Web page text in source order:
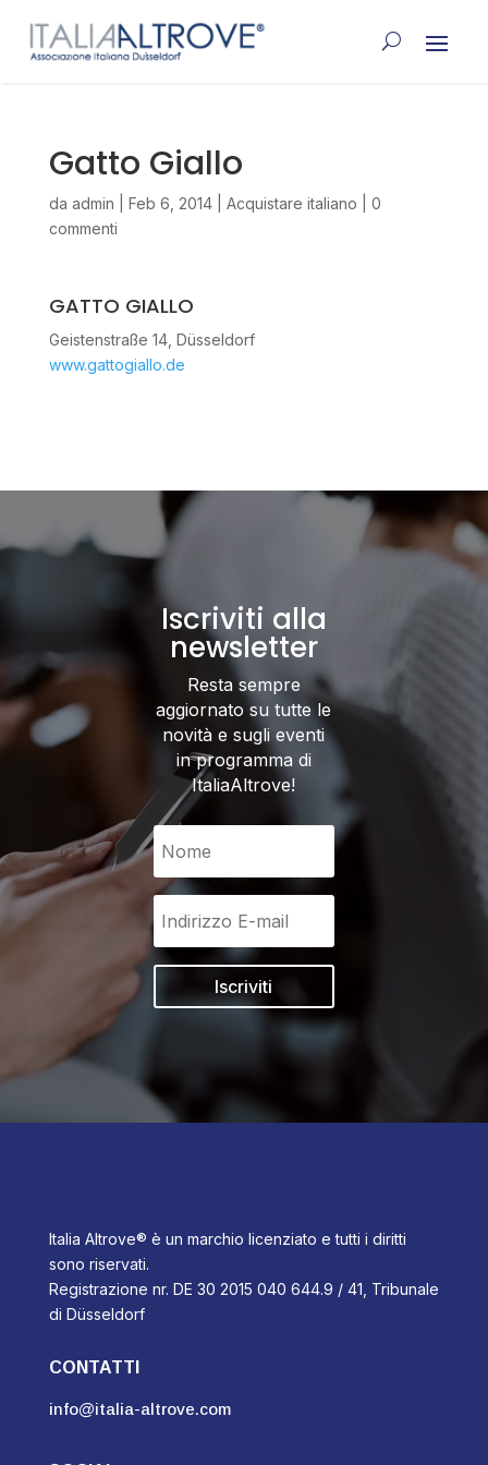
Gatto Giallo
da admin Feb 6, 2014| Acquistare italiano
0
commenti
GATTO GIALLO
Geistenstraße 14, Düsseldorf
www.gattogiallo.de
Iscriviti alla
newsletter
Resta sempre
aggiornato su tutte le
novità e sugli eventi
in programma di
ItaliaAltrove!
Iscriviti
Italia Altrove® è un marchio licenziato e tutti i diritti
sono riservati.
Registrazione nr. DE 30 2015 040 644.9 / 41, Tribunale
di Düsseldorf
CONTATTI
info@italia-altrove.com